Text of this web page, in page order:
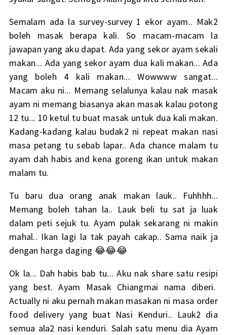
Semalam ada la survey-survey 1 ekor ayam.. Mak2
boleh masak berapa kali. So macam-macam la
jawapan yang aku dapat. Ada yang sekor ayam sekali
makan... Ada yang sekor ayam dua kali makan... Ada
yang boleh 4 kali makan... Wowwww sangat...
Macam aku ni... Memang selalunya kalau nak masak
ayam ni memang biasanya akan masak kalau potong
12 tu... 10 ketul tu buat masak untuk dua kali makan.
Kadang-kadang kalau budak2 ni repeat makan nasi
masa petang tu sebab lapar.. Ada chance malam tu
ayam dah habis and kena goreng ikan untuk makan
malam tu.
Tu baru dua orang anak makan lauk.. Fuhhhh...
Memang boleh tahan la.. Lauk beli tu sat ja luak
dalam peti sejuk tu. Ayam pulak sekarang ni makin
mahal.. Ikan lagi la tak payah cakap.. Sama naik ja
dengan harga daging 😂😂😂
Ok la... Dah habis bab tu... Aku nak share satu resipi
yang best. Ayam Masak Chiangmai nama diberi.
Actually ni aku pernah makan masakan ni masa order
food delivery yang buat Nasi Kenduri.. Lauk2 dia
semua ala2 nasi kenduri. Salah satu menu dia Ayam